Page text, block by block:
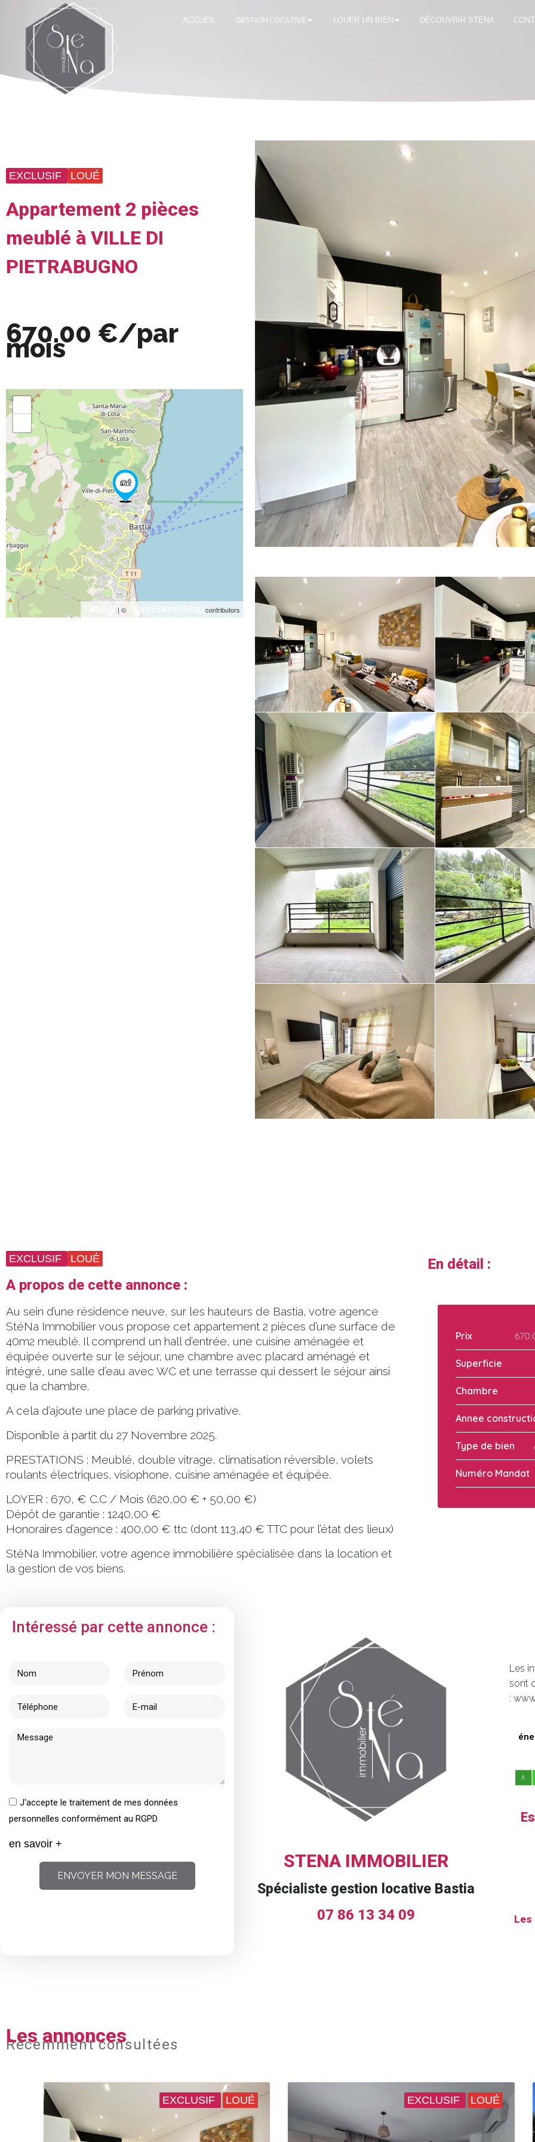
ACCUEIL GESTION LOCATIVE LOUER UN BIEN DÉCOUVRIR STENA
EXCLUSIF LOUÉ
Appartement 2 pièces
meublé à VILLE DI
PIETRABUGNO
670.00 €/par
mois
Leaflet| © OpenStreetMap contributors
EXCLUSIF LOUÉ
A propos de cette annonce :
Au sein d’une résidence neuve, sur les hauteurs de Bastia, votre agence
StéNa Immobilier vous propose cet appartement 2 pièces d’une surface de
40m2 meublé. Il comprend un hall d’entrée, une cuisine aménagée et
équipée ouverte sur le séjour, une chambre avec placard aménagé et
intégré, une salle d’eau avec WC et une terrasse qui dessert le séjour ainsi
que la chambre.
A cela d’ajoute une place de parking privative.
Disponible à partit du 27 Novembre 2025.
PRESTATIONS : Meublé, double vitrage, climatisation réversible, volets
roulants électriques, visiophone, cuisine aménagée et équipée.
LOYER : 670, € C.C / Mois (620,00 € + 50,00 €)
Dépôt de garantie : 1240,00 €
Honoraires d’agence : 400,00 € ttc (dont 113,40 € TTC pour l’état des lieux)
StéNa Immobilier, votre agence immobilière spécialisée dans la location et
la gestion de vos biens.
En détail :
Prix
Superficie
Chambre
Annee
Type de bien
Numéro Mandat
Intéressé par cette annonce :
J'accepte le traitement de mes données
personnelles conformément au RGPD
en savoir +
ENVOYER MON MESSAGE
STENA IMMOBILIER
Spécialiste gestion locative Bastia
07 86 13 34 09
Les
sont
:
Les annonces
Récemment consultées
EXCLUSIF LOUÉ EXCLUSIF LOUÉ